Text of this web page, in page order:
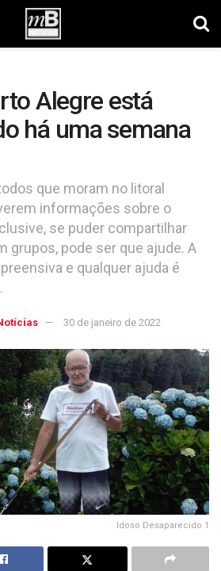
Alegre está
há uma semana
que moram no litoral
informações sobre o
se puder compartilhar
grupos, pode ser que ajude. A
e qualquer ajuda é
30 de janeiro de 2022
Idoso Desaparecido 1